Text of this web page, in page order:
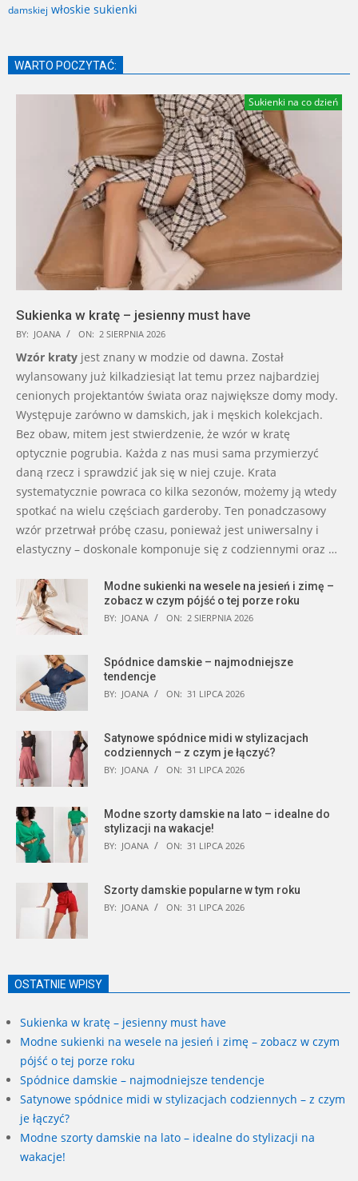
damskiej włoskie sukienki
WARTO POCZYTAĆ:
Sukienki na co dzień
Sukienka w kratę – jesienny must have
BY: JOANA ON: 2 SIERPNIA 2026
Wzór kraty jest znany w modzie od dawna. Został
wylansowany już kilkadziesiąt lat temu przez najbardziej
cenionych projektantów świata oraz największe domy mody.
Występuje zarówno w damskich, jak i męskich kolekcjach.
Bez obaw, mitem jest stwierdzenie, że wzór w kratę
optycznie pogrubia. Każda z nas musi sama przymierzyć
daną rzecz i sprawdzić jak się w niej czuje. Krata
systematycznie powraca co kilka sezonów, możemy ją wtedy
spotkać na wielu częściach garderoby. Ten ponadczasowy
wzór przetrwał próbę czasu, ponieważ jest uniwersalny i
elastyczny – doskonale komponuje się z codziennymi oraz …
Modne sukienki na wesele na jesień i zimę –
zobacz w czym pójść o tej porze roku
BY: JOANA ON: 2 SIERPNIA 2026
Spódnice damskie – najmodniejsze
tendencje
BY: JOANA ON: 31 LIPCA 2026
Satynowe spódnice midi w stylizacjach
codziennych – z czym je łączyć?
BY: JOANA ON: 31 LIPCA 2026
Modne szorty damskie na lato – idealne do
stylizacji na wakacje!
BY: JOANA ON: 31 LIPCA 2026
Szorty damskie popularne w tym roku
BY: JOANA ON: 31 LIPCA 2026
OSTATNIE WPISY
Sukienka w kratę – jesienny must have
Modne sukienki na wesele na jesień i zimę – zobacz w czym
pójść o tej porze roku
Spódnice damskie – najmodniejsze tendencje
Satynowe spódnice midi w stylizacjach codziennych – z czym
je łączyć?
Modne szorty damskie na lato – idealne do stylizacji na
wakacje!